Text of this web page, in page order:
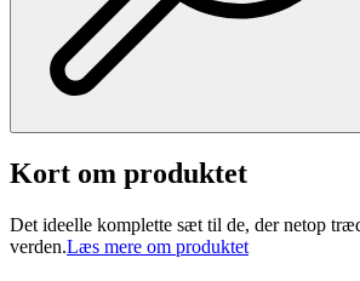
Kort om produktet
Det ideelle komplette sæt til de, der netop
verden.Læs mere om produktet